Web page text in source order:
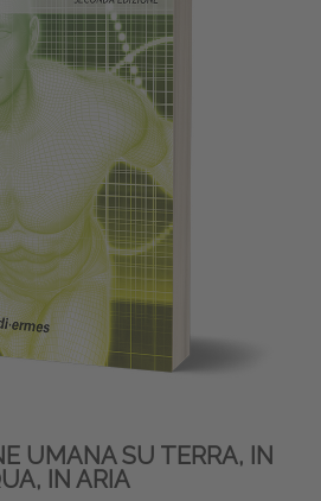
UMANA SU TERRA, IN
IN ARIA